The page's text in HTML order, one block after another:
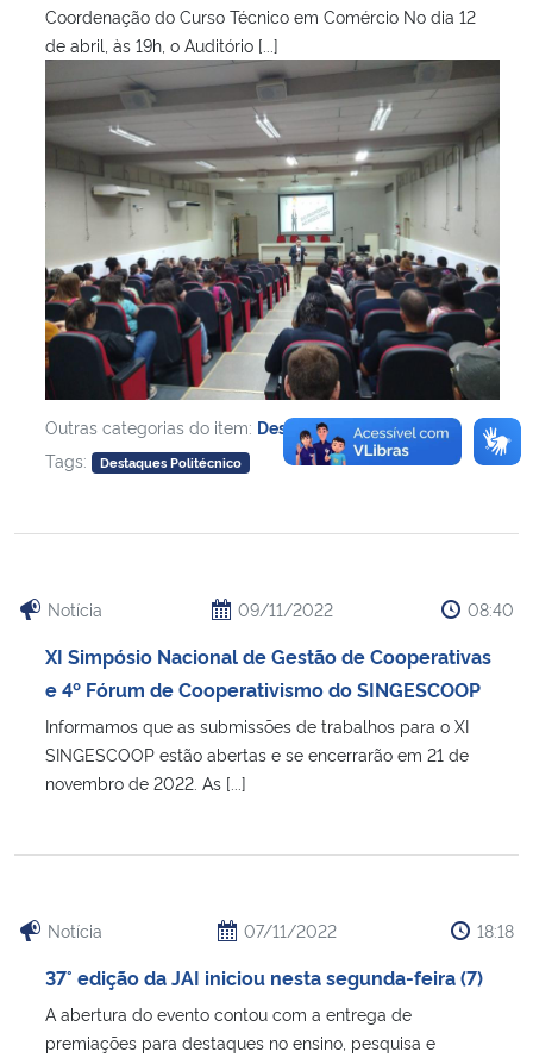
Coordenação do Curso Técnico em Comércio No dia 12
de abril, às 19h, o Auditório [...]
Outras categorias do item: Destaques
Tags:
Destaques Politécnico
Notícia 09/11/2022 08:40
XI Simpósio Nacional de Gestão de Cooperativas
e 4º Fórum de Cooperativismo do SINGESCOOP
Informamos que as submissões de trabalhos para o XI
SINGESCOOP estão abertas e se encerrarão em 21 de
novembro de 2022. As [...]
Notícia 07/11/2022 18:18
37° edição da JAI iniciou nesta segunda-feira (7)
A abertura do evento contou com a entrega de
premiações para destaques no ensino, pesquisa e